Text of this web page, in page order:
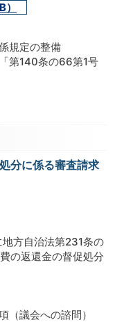
規定の整備
第140条の66第1号
分に係る審査請求
方自治法第231条の
の返還金の督促処分
（議会への諮問）